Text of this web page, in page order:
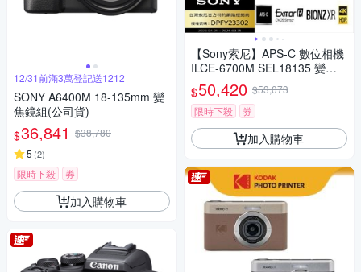
12/31前滿3萬登記送1212
SONY A6400M 18-135mm 變
焦鏡組(公司貨)
$36,841 $38,780
5 (2)
限時下殺 券
加入購物車
【Sony索尼】APS-C 數位相機
ILCE-6700M SEL18135 變焦
鏡組 (公司貨 保固18+6個月)
$50,420 $53,073
限時下殺
券
加入購物車